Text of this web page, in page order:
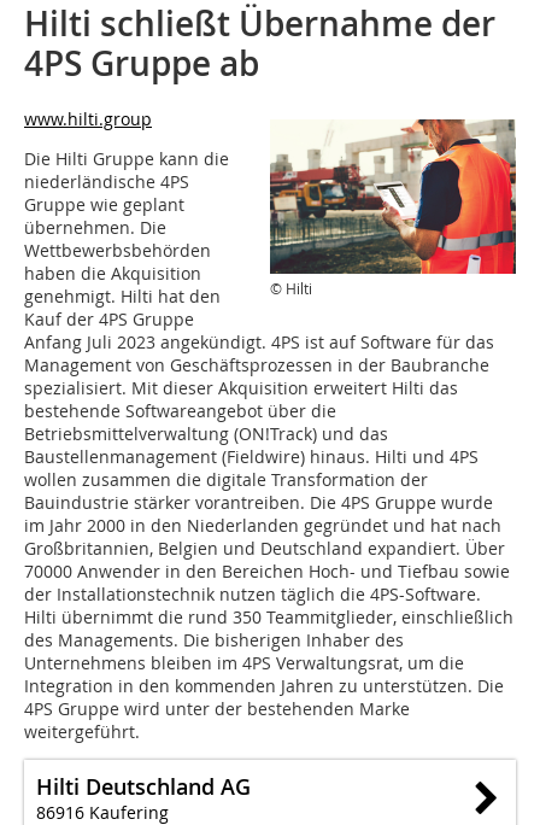
Hilti schließt Übernahme der
4PS Gruppe ab
© Hilti
www.hilti.group
Die Hilti Gruppe kann die
niederländische 4PS
Gruppe wie geplant
übernehmen. Die
Wettbewerbsbehörden
haben die Akquisition
genehmigt. Hilti hat den
Kauf der 4PS Gruppe
Anfang Juli 2023 angekündigt. 4PS ist auf Software für das
Management von Geschäftsprozessen in der Baubranche
spezialisiert. Mit dieser Akquisition erweitert Hilti das
bestehende Softwareangebot über die
Betriebsmittelverwaltung (ON!Track) und das
Baustellenmanagement (Fieldwire) hinaus. Hilti und 4PS
wollen zusammen die digitale Transformation der
Bauindustrie stärker vorantreiben. Die 4PS Gruppe wurde
im Jahr 2000 in den Niederlanden gegründet und hat nach
Großbritannien, Belgien und Deutschland expandiert. Über
70000 Anwender in den Bereichen Hoch- und Tiefbau sowie
der Installationstechnik nutzen täglich die 4PS-Software.
Hilti übernimmt die rund 350 Teammitglieder, einschließlich
des Managements. Die bisherigen Inhaber des
Unternehmens bleiben im 4PS Verwaltungsrat, um die
Integration in den kommenden Jahren zu unterstützen. Die
4PS Gruppe wird unter der bestehenden Marke
weitergeführt.
Hilti Deutschland AG
86916 Kaufering